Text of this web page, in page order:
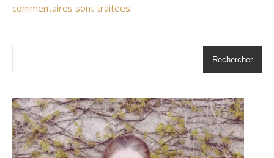
commentaires sont traitées.
Rechercher